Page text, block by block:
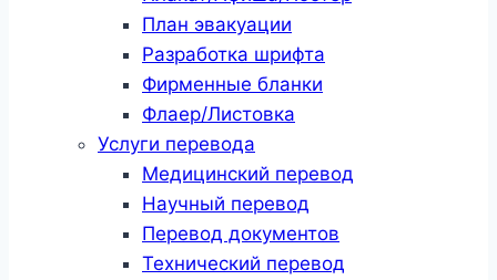
План эвакуации
Разработка шрифта
Фирменные бланки
Флаер/Листовка
Услуги перевода
Медицинский перевод
Научный перевод
Перевод документов
Технический перевод